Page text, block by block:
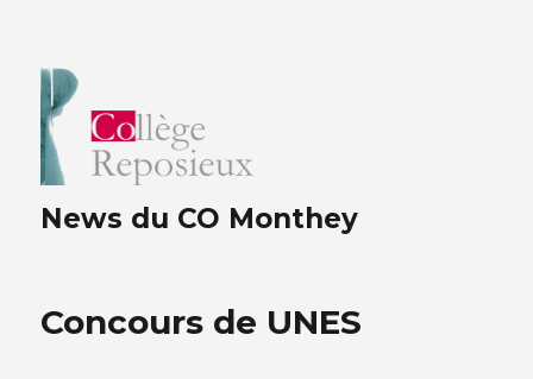
News du CO Monthey
Concours de UNES